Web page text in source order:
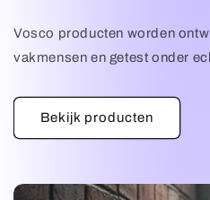
Vosco producten worden
vakmensen en getest onder
Bekijk producten